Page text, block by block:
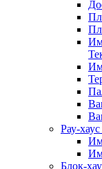
Рау-
Блок-